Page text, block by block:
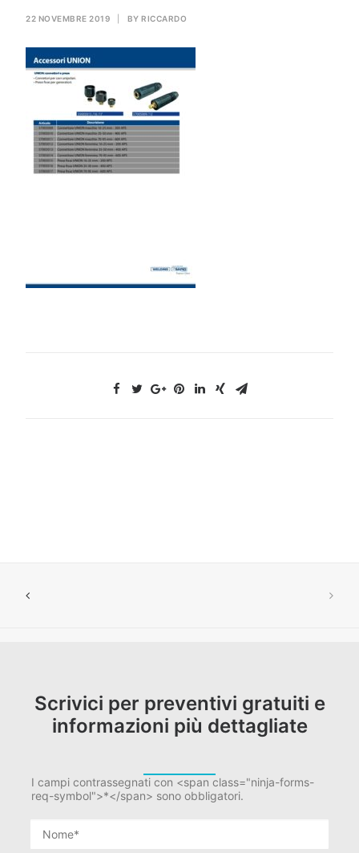
22 NOVEMBRE 2019 BY RICCARDO
Scrivici per preventivi gratuiti e
informazioni più dettagliate
I campi contrassegnati con <span class="ninja-forms-
req-symbol">*</span> sono obbligatori.